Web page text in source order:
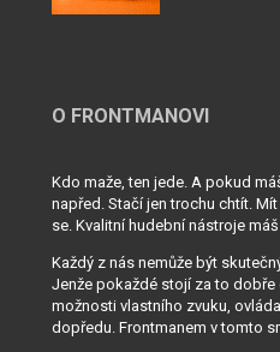
O FRONTMANOVI
Kdo maže, ten jede. A pokud
napřed. Stačí jen trochu chtít.
se. Kvalitní hudební nástroje máš
Každý z nás nemůže být
Jenže pokaždé stojí za to dobře
možnosti vlastního zvuku,
dopředu. Frontmanem v tomto